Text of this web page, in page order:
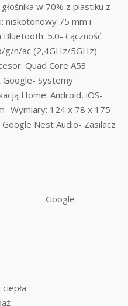
w 70% z plastiku z
niskotonowy 75 mm i
5.0- Łączność
g/n/ac (2,4GHz/5GHz)-
Quad Core A53
Google- Systemy
Home: Android, iOS-
Wymiary: 124 x 78 x 175
Nest Audio- Zasilacz
Google